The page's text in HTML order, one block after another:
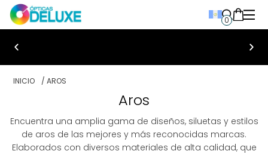
0
Bienvenido a Ópticas Deluxe
INICIO / AROS
Aros
Encuentra una amplia gama de diseños, siluetas y estilos
de aros de las mejores y más reconocidas marcas.
Elaborados con diversos materiales de alta calidad, que